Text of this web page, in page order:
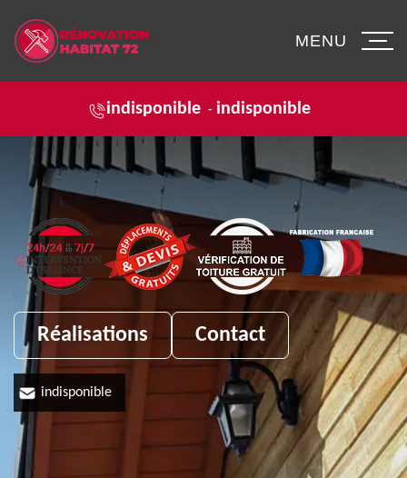
indisponible - indisponible
MENU
Réalisations Contact
indisponible